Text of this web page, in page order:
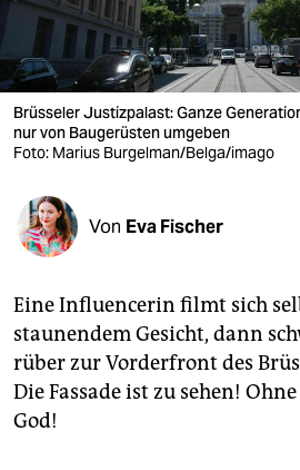
verlag
veranstaltungen
shop
fragen & hilfe
unterstützen
abo
genossenschaft
epaper login
Brüsseler Justizpalast: Ganze
nur von Baugerüsten umgeben
Foto: Marius Burgelman/Belga/imago
Von Eva Fischer
Eine Influencerin filmt sich
staunendem Gesicht, dann
rüber zur Vorderfront des
Die Fassade ist zu sehen!
God!